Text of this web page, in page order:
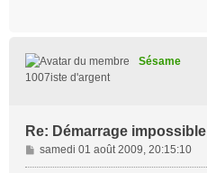
Sésame
1007iste d'argent
Re: Démarrage impossible
M
e
samedi 01 août 2009, 20:15:10